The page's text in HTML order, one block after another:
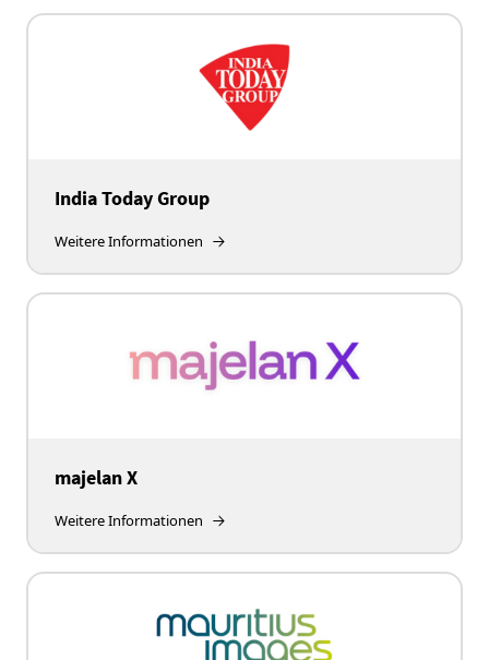
India Today Group
Weitere Informationen
majelan X
Weitere Informationen